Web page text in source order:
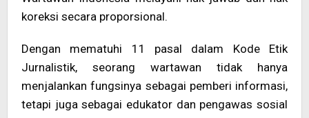
koreksi secara proporsional.
Dengan mematuhi 11 pasal dalam Kode Etik
Jurnalistik, seorang wartawan tidak hanya
menjalankan fungsinya sebagai pemberi informasi,
tetapi juga sebagai edukator dan pengawas sosial